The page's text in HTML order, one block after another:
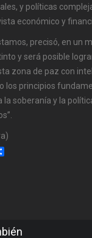
y políticas
económico y
precisó, en un
y será posible
zona de paz con
los principios
la soberanía y la